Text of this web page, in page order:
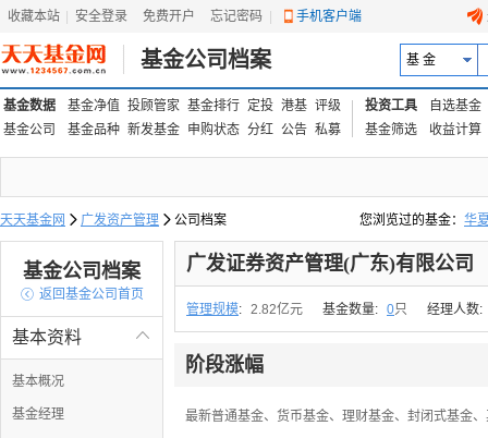
收藏本站 安全登录 免费开户 忘记密码 手机客户端
基金公司档案 基 金
基金数据 基金净值 投顾管家 基金排行 定投 港基 评级
基金公司
基金品种 新发基金 申购状态 分红 公告 私募
投资工具
自选基金
基金筛选
收益计算
天天基金网  广发资产管理  公司档案 您浏览过的基金： 华
易方达上证中盘ETF联
基金公司档案
 返回基金公司首页

基本资料
基本概况
基金经理
广发证券资产管理(广东)有限公司
管理规模: 2.82亿元 基金数量: 0只 经理人数:
阶段涨幅
最新普通基金、货币基金、理财基金、封闭式基金